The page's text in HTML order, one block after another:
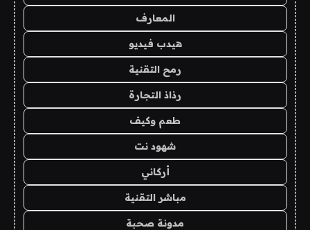
المعارف
هيدب فيديو
رمح التقنية
رذاذ التجارة
طعم وكيف
شهود نت
أركاني
مباشر التقنية
مدونة صحبة